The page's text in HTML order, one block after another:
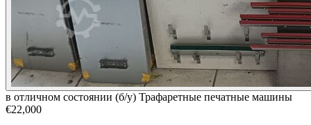
в отличном состоянии (б/у) Трафаретные печатные машины
€22,000